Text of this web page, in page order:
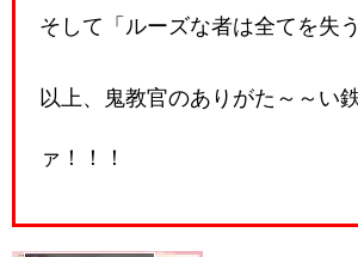
そして「ルーズな者は全てを失
以上、鬼教官のありがた～～い
ァ！！！